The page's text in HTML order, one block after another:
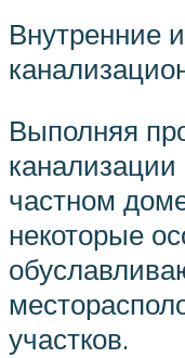
Внутренние
Выполняя
частном
некоторые
участков.